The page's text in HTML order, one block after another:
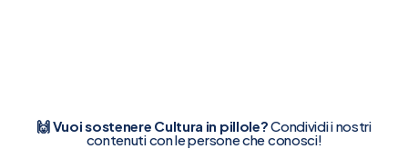
🙌 Vuoi sostenere Cultura in pillole?Condividi i nostri
contenuti con le persone che conosci!